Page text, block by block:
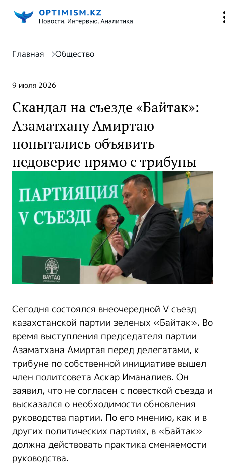
Главная Общество
9 июля 2026
Скандал на съезде «Байтак»:
Азаматхану Амиртаю
попытались объявить
недоверие прямо с трибуны
Сегодня состоялся внеочередной V съезд
казахстанской партии зеленых «Байтак». Во
время выступления председателя партии
Азаматхана Амиртая перед делегатами, к
трибуне по собственной инициативе вышел
член политсовета Аскар Иманалиев. Он
заявил, что не согласен с повесткой съезда и
высказался о необходимости обновления
руководства партии. По его мнению, как и в
других политических партиях, в «Байтак»
должна действовать практика сменяемости
руководства.